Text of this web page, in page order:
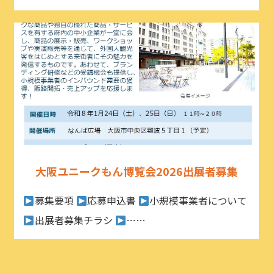
大阪ユニークもん博覧会2026出展者募集
募集要項 応募申込書
小規模事業者について
出展者募集チラシ
……